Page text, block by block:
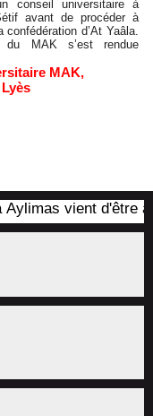
conseil universitaire à
avant de procéder à
confédération d’At Yaâla.
du MAK s’est rendue
MAK,
vient d'être